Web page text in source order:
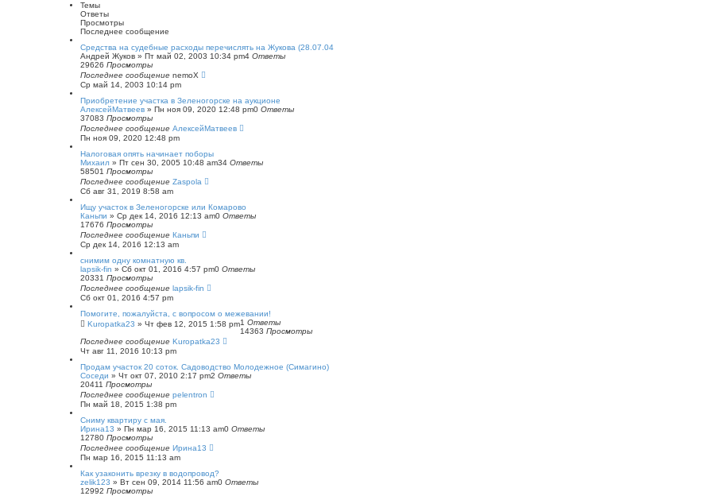
н
ы
й
п
о
и
с
к
Темы
Ответы
Просмотры
Последнее сообщение
Средства на судебные расходы перечислять на Жукова (28.07.04
Андрей Жуков » Пт май 02, 2003 10:34 pm4 Ответы
29626 Просмотры
Последнее сообщение nemoX
Ср май 14, 2003 10:14 pm
Приобретение участка в Зеленогорске на аукционе
АлексейМатвеев » Пн ноя 09, 2020 12:48 pm0 Ответы
37083 Просмотры
Последнее сообщение АлексейМатвеев
Пн ноя 09, 2020 12:48 pm
Налоговая опять начинает поборы
Михаил » Пт сен 30, 2005 10:48 am34 Ответы
58501 Просмотры
Последнее сообщение Zaspola
Сб авг 31, 2019 8:58 am
Ищу участок в Зеленогорске или Комарово
Каньпи » Ср дек 14, 2016 12:13 am0 Ответы
17676 Просмотры
Последнее сообщение Каньпи
Ср дек 14, 2016 12:13 am
снимим одну комнатную кв.
lapsik-fin » Сб окт 01, 2016 4:57 pm0 Ответы
20331 Просмотры
Последнее сообщение lapsik-fin
Сб окт 01, 2016 4:57 pm
Помогите, пожалуйста, с вопросом о межевании!
Kuropatka23 » Чт фев 12, 2015 1:58 pm1 Ответы
14363 Просмотры
Последнее сообщение Kuropatka23
Чт авг 11, 2016 10:13 pm
Продам участок 20 соток. Садоводство Молодежное (Симагино)
Соседи » Чт окт 07, 2010 2:17 pm2 Ответы
20411 Просмотры
Последнее сообщение pelentron
Пн май 18, 2015 1:38 pm
Сниму квартиру с мая.
Ирина13 » Пн мар 16, 2015 11:13 am0 Ответы
12780 Просмотры
Последнее сообщение Ирина13
Пн мар 16, 2015 11:13 am
Как узаконить врезку в водопровод?
zelik123 » Вт сен 09, 2014 11:56 am0 Ответы
12992 Просмотры